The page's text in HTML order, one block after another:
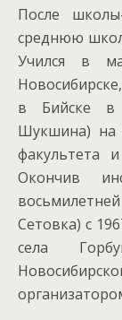
После
среднюю
Учился в
в Бийске в
Шукшина) на
факультета
Окончив
Сетовка) с
села